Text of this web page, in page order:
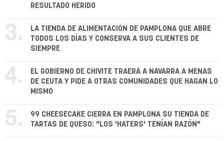
RESULTADO HERIDO
3.
LA TIENDA DE ALIMENTACIÓN DE PAMPLONA QUE ABRE
TODOS LOS DÍAS Y CONSERVA A SUS CLIENTES DE
SIEMPRE
4.
EL GOBIERNO DE CHIVITE TRAERÁ A NAVARRA A MENAS
DE CEUTA Y PIDE A OTRAS COMUNIDADES QUE HAGAN LO
MISMO
5.
99 CHEESECAKE CIERRA EN PAMPLONA SU TIENDA DE
TARTAS DE QUESO: "LOS 'HATERS' TENÍAN RAZÓN"